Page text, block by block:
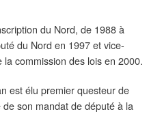
du Nord, de 1988 à
du Nord en 1997 et vice-
commission des lois en 2000.
est élu premier questeur de
son mandat de député à la